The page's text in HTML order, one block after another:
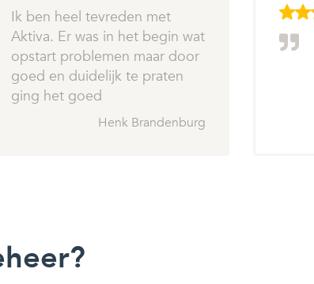
Ik ben heel tevreden met
Aktiva. Er was in het begin wat
opstart problemen maar door
goed en duidelijk te praten
ging het goed
Henk Brandenburg